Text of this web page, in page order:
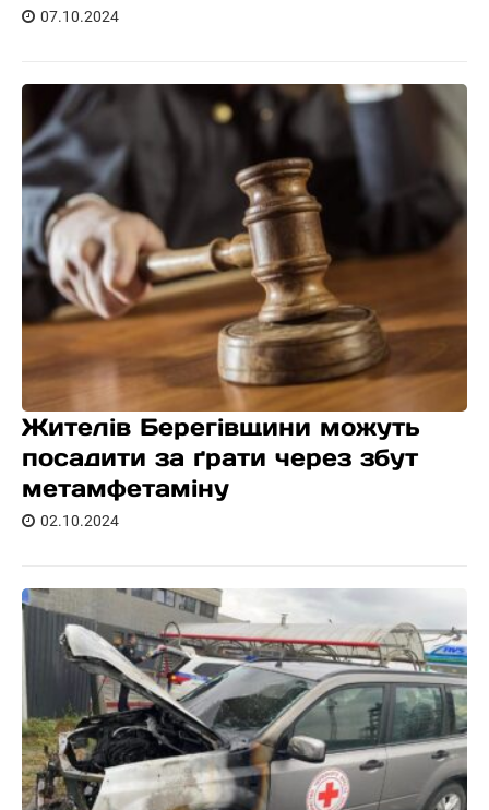
07.10.2024
Жителів Берегівщини можуть
посадити за ґрати через збут
метамфетаміну
02.10.2024